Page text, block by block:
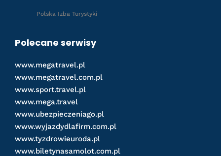
Polska Izba Turystyki
Polecane serwisy
www.megatravel.pl
www.megatravel.com.pl
www.sport.travel.pl
www.mega.travel
www.ubezpieczeniago.pl
www.wyjazdydlafirm.com.pl
www.tyzdrowieuroda.pl
www.biletynasamolot.com.pl